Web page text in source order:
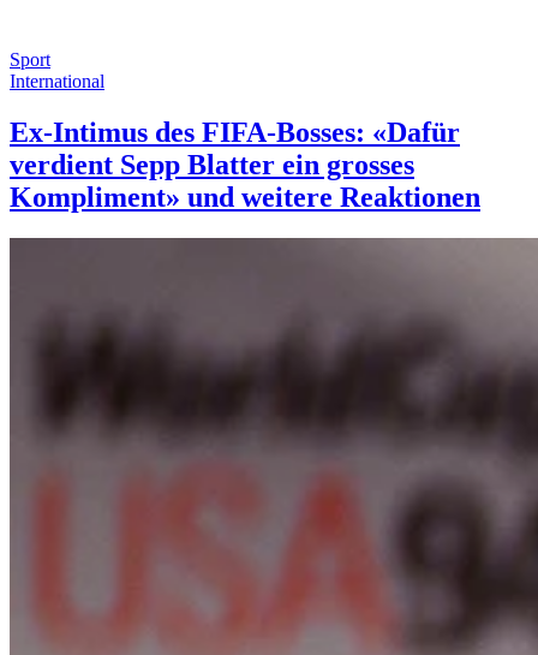
Sport
International
Ex-Intimus des FIFA-Bosses: «Dafür
verdient Sepp Blatter ein grosses
Kompliment» und weitere Reaktionen